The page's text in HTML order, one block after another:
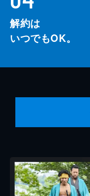
解約は
いつでもOK。